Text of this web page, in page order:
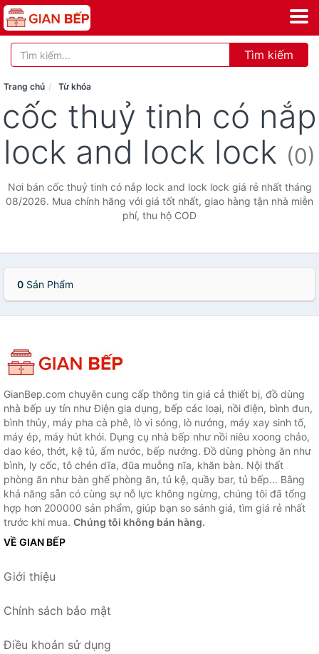
Tìm kiếm
Trang chủ Từ khóa
cốc thuỷ tinh có nắp
lock and lock lock (0)
Nơi bán cốc thuỷ tinh có nắp lock and lock lock giá rẻ nhất tháng
08/2026. Mua chính hãng với giá tốt nhất, giao hàng tận nhà miễn
phí, thu hộ COD
0 Sản Phẩm
GianBep.com chuyên cung cấp thông tin giá cả thiết bị, đồ dùng
nhà bếp uy tín như Điện gia dụng, bếp các loại, nồi điện, bình đun,
bình thủy, máy pha cà phê, lò vi sóng, lò nướng, máy xay sinh tố,
máy ép, máy hút khói. Dụng cụ nhà bếp như nồi niêu xoong chảo,
dao kéo, thớt, kệ tủ, ấm nước, bếp nướng. Đồ dùng phòng ăn như
bình, ly cốc, tô chén dĩa, đũa muỗng nĩa, khăn bàn. Nội thất
phòng ăn như bàn ghế phòng ăn, tủ kệ, quầy bar, tủ bếp... Bằng
khả năng sẵn có cùng sự nỗ lực không ngừng, chúng tôi đã tổng
hợp hơn 200000 sản phẩm, giúp bạn so sánh giá, tìm giá rẻ nhất
trước khi mua. Chúng tôi không bán hàng.
VỀ GIAN BẾP
Giới thiệu
Chính sách bảo mật
Điều khoản sử dụng